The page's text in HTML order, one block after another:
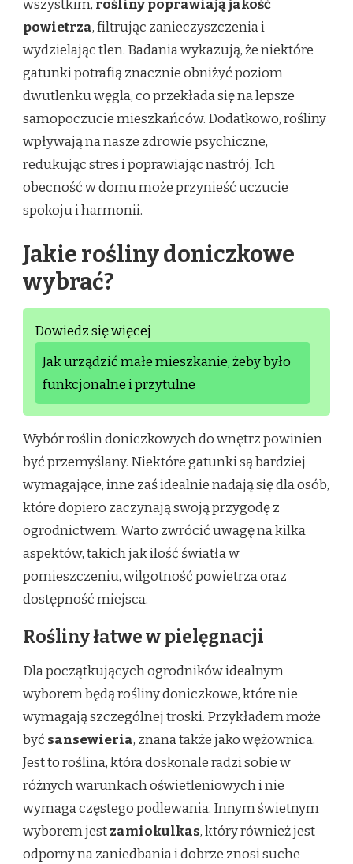
wszystkim, rośliny poprawiają jakość
powietrza, filtrując zanieczyszczenia i
wydzielając tlen. Badania wykazują, że niektóre
gatunki potrafią znacznie obniżyć poziom
dwutlenku węgla, co przekłada się na lepsze
samopoczucie mieszkańców. Dodatkowo, rośliny
wpływają na nasze zdrowie psychiczne,
redukując stres i poprawiając nastrój. Ich
obecność w domu może przynieść uczucie
spokoju i harmonii.
Jakie rośliny doniczkowe
wybrać?
Dowiedz się więcej
Jak urządzić małe mieszkanie, żeby było
funkcjonalne i przytulne
Wybór roślin doniczkowych do wnętrz powinien
być przemyślany. Niektóre gatunki są bardziej
wymagające, inne zaś idealnie nadają się dla osób,
które dopiero zaczynają swoją przygodę z
ogrodnictwem. Warto zwrócić uwagę na kilka
aspektów, takich jak ilość światła w
pomieszczeniu, wilgotność powietrza oraz
dostępność miejsca.
Rośliny łatwe w pielęgnacji
Dla początkujących ogrodników idealnym
wyborem będą rośliny doniczkowe, które nie
wymagają szczególnej troski. Przykładem może
być sansewieria, znana także jako wężownica.
Jest to roślina, która doskonale radzi sobie w
różnych warunkach oświetleniowych i nie
wymaga częstego podlewania. Innym świetnym
wyborem jestzamiokulkas, który również jest
odporny na zaniedbania i dobrze znosi suche